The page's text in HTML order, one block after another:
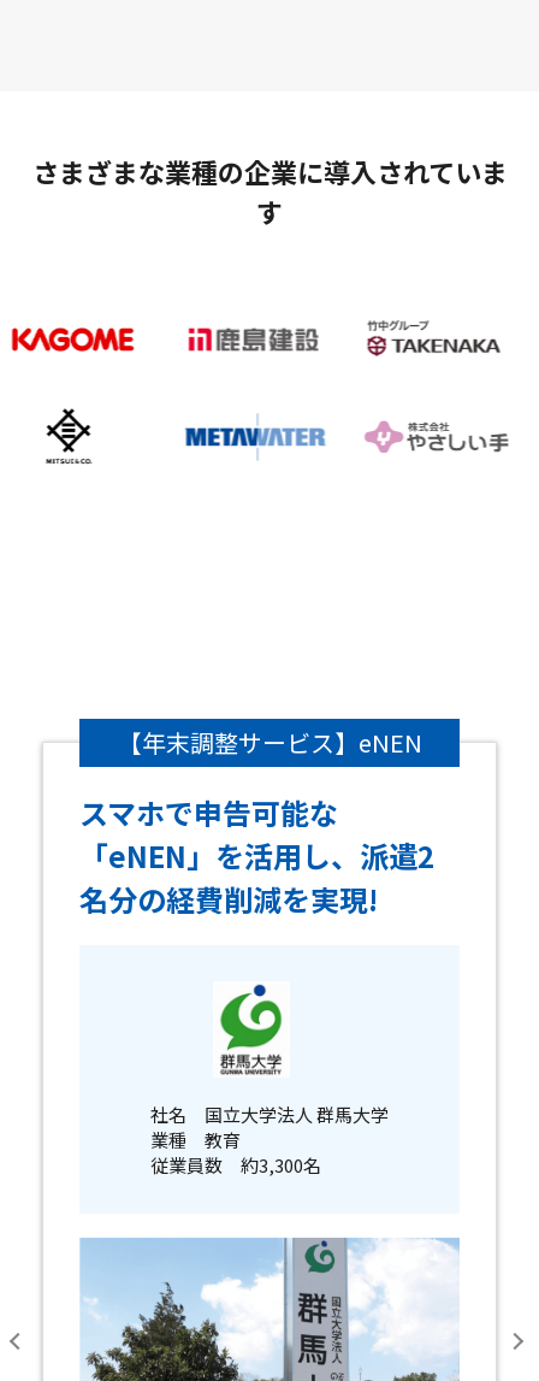
さまざまな業種の企業に導入されていま
す
【年末調整サービス】eNEN
スマホで申告可能な
「eNEN」を活用し、派遣2
名分の経費削減を実現!
社名 国立大学法人 群馬大学
業種 教育
従業員数 約3,300名